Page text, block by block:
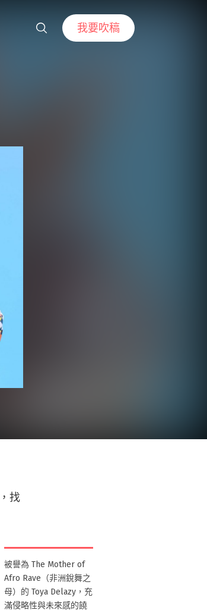
我要吹稿
找
被譽為 The Mother of
Afro Rave（非洲銳舞之
母）的 Toya Delazy，充
滿侵略性與未來感的饒